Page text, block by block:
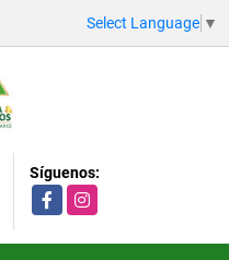
Select Language ▼
Síguenos:
FacebookInstagram